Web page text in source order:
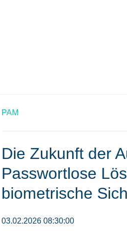
PAM
Die Zukunft der
Passwortlose
biometrische
03.02.2026 08:30:00